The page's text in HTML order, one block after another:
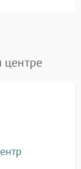
центре